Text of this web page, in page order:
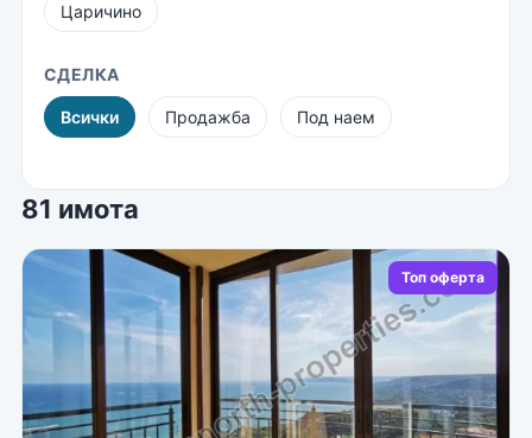
Царичино
СДЕЛКА
Всички Продажба Под наем
81 имота
Топ оферта